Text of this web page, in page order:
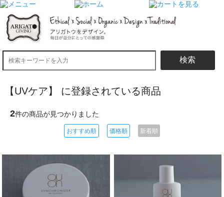
検索
【UVケア】 に登録されている商品
2件の商品が見つかりました
おすすめ順 価格順 新着順